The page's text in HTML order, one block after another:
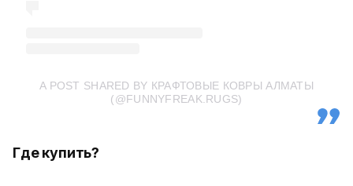
A POST SHARED BY КРАФТОВЫЕ КОВРЫ АЛМАТЫ
(@FUNNYFREAK.RUGS)
Где купить?